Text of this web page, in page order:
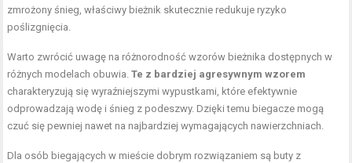
zmrożony śnieg, właściwy bieżnik skutecznie redukuje ryzyko
poślizgnięcia.
Warto zwrócić uwagę na różnorodność wzorów bieżnika dostępnych w
różnych modelach obuwia.Te z bardziej agresywnym wzorem
charakteryzują się wyraźniejszymi wypustkami, które efektywnie
odprowadzają wodę i śnieg z podeszwy. Dzięki temu biegacze mogą
czuć się pewniej nawet na najbardziej wymagających nawierzchniach.
Dla osób biegających w mieście dobrym rozwiązaniem są buty z